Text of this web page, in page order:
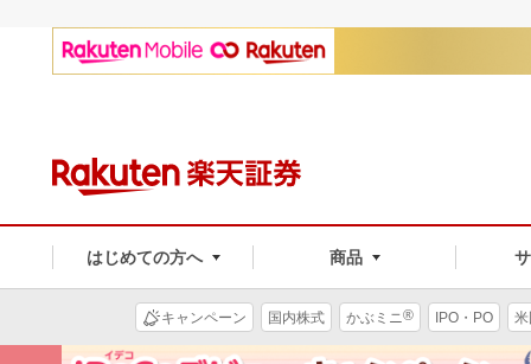
はじめての方へ 商品
キャンペーン 国内株式 かぶミニ® IPO・PO